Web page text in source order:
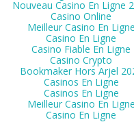
Nouveau Casino En Ligne
Casino Online
Meilleur Casino En Ligne
Casino En Ligne
Casino Fiable En Ligne
Casino Crypto
Bookmaker Hors Arjel
Casinos En Ligne
Casinos En Ligne
Meilleur Casino En Ligne
Casino En Ligne